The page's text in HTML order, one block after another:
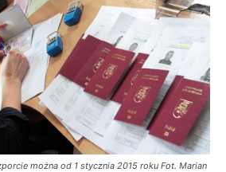
można od 1 stycznia 2015 roku Fot. Marian